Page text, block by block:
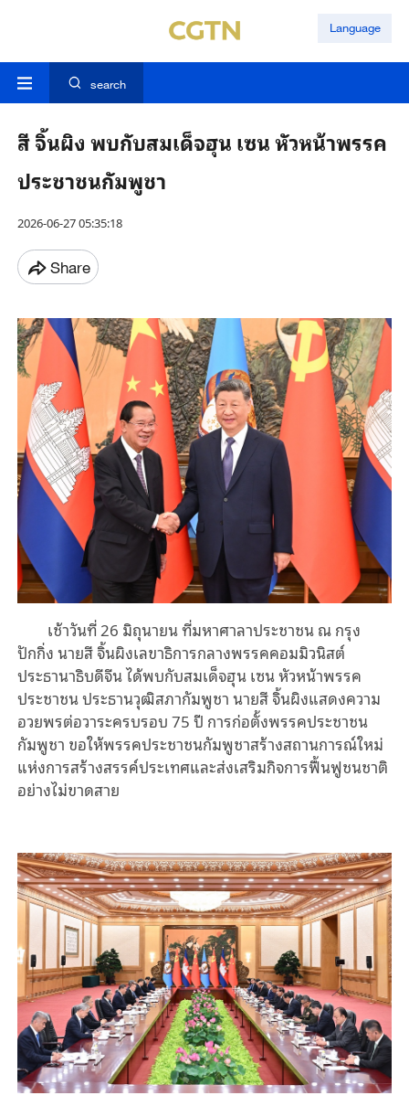
Language
search
สี จิ้นผิง พบกับสมเด็จฮุน เซน หัวหน้าพรรค
ประชาชนกัมพูชา
2026-06-27 05:35:18
Share
เช้าวันที่ 26 มิถุนายน ที่มหาศาลาประชาชน ณ กรุง
ปักกิ่ง นายสี จิ้นผิงเลขาธิการกลางพรรคคอมมิวนิสต์
ประธานาธิบดีจีน ได้พบกับสมเด็จฮุน เซน หัวหน้าพรรค
ประชาชน ประธานวุฒิสภากัมพูชา นายสี จิ้นผิงแสดงความ
อวยพรต่อวาระครบรอบ 75 ปี การก่อตั้งพรรคประชาชน
กัมพูชา ขอให้พรรคประชาชนกัมพูชาสร้างสถานการณ์ใหม่
แห่งการสร้างสรรค์ประเทศและส่งเสริมกิจการฟื้นฟูชนชาติ
อย่างไม่ขาดสาย